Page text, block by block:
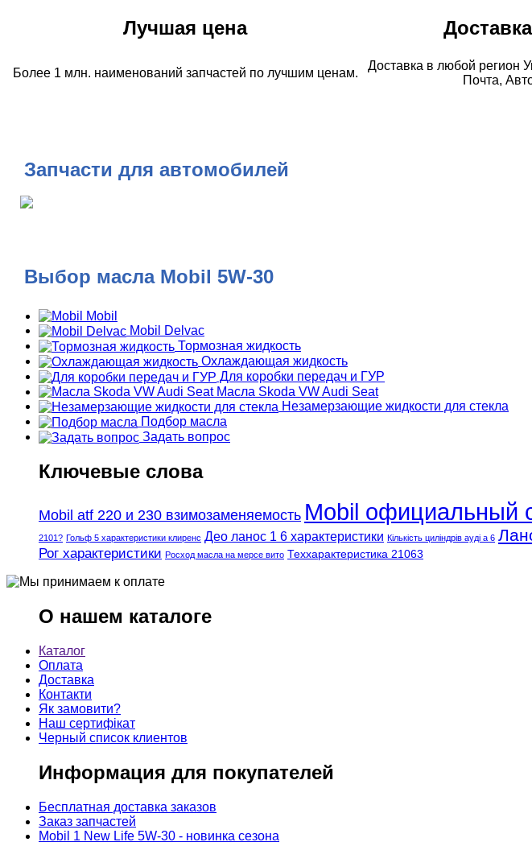
Лучшая цена
Более 1 млн. наименований запчастей по лучшим ценам.
Доставка в любой регион
Почта,
Запчасти для автомобилей
Выбор масла Mobil 5W-30
Mobil
Mobil Delvac
Тормозная жидкость
Охлаждающая жидкость
Для коробки передач и ГУР
Масла Skoda VW Audi Seat
Незамерзающие жидкости для стекла
Подбор масла
Задать вопрос
Ключевые слова
Mobil atf 220 и 230 взимозаменяемость Mobil официальный
2101? Гольф 5 характеристики клиренс Део ланос 1 6 характеристики Кількість циліндрів ауді а 6
Рог характеристики Росход масла на мерсе вито Теххарактеристика 21063
О нашем каталоге
Каталог
Оплата
Доставка
Контакти
Як замовити?
Наш сертифікат
Черный список клиентов
Информация для покупателей
Бесплатная доставка заказов
Заказ запчастей
Mobil 1 New Life 5W-30 - новинка сезона